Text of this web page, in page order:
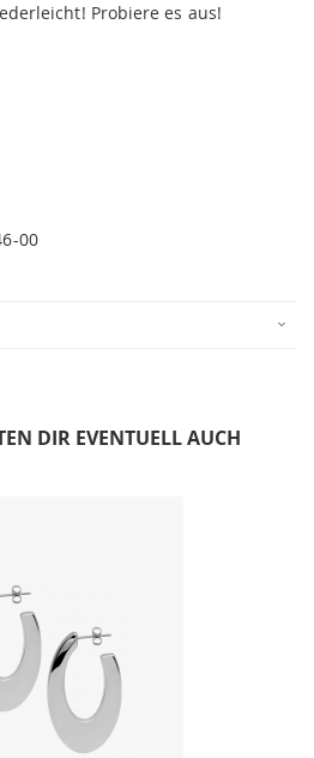
Probiere es aus!
00
DIR EVENTUELL AUCH